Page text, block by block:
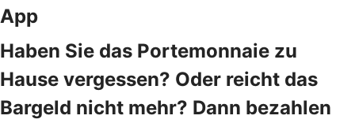
App
Haben Sie das Portemonnaie zu
Hause vergessen? Oder reicht das
Bargeld nicht mehr? Dann bezahlen